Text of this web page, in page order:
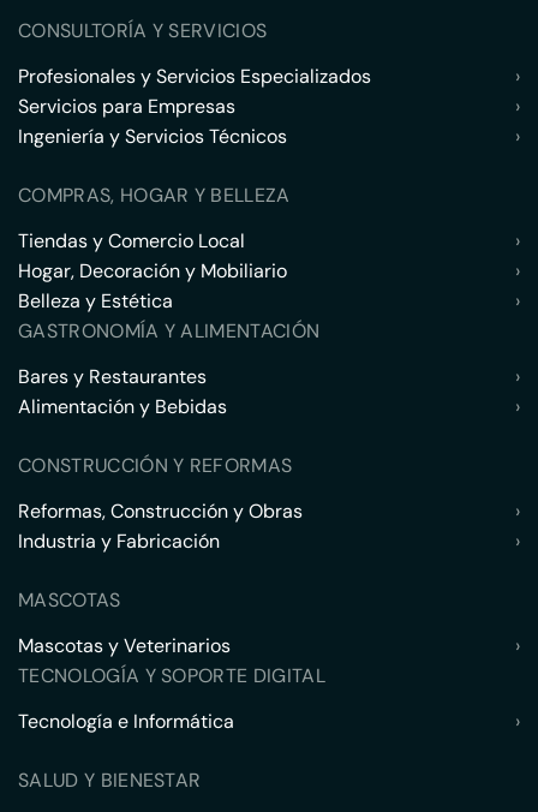
CONSULTORÍA Y SERVICIOS
Profesionales y Servicios Especializados
›
Servicios para Empresas
›
Ingeniería y Servicios Técnicos
›
COMPRAS, HOGAR Y BELLEZA
Tiendas y Comercio Local
›
Hogar, Decoración y Mobiliario
›
Belleza y Estética
›
GASTRONOMÍA Y ALIMENTACIÓN
Bares y Restaurantes
›
Alimentación y Bebidas
›
CONSTRUCCIÓN Y REFORMAS
Reformas, Construcción y Obras
›
Industria y Fabricación
›
MASCOTAS
Mascotas y Veterinarios
›
TECNOLOGÍA Y SOPORTE DIGITAL
Tecnología e Informática
›
SALUD Y BIENESTAR